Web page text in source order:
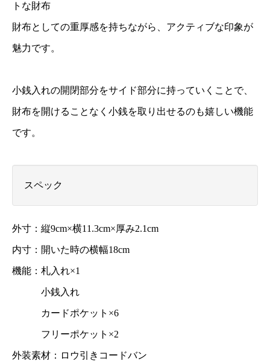
トな財布
財布としての重厚感を持ちながら、アクティブな印象が
魅力です。
小銭入れの開閉部分をサイド部分に持っていくことで、
財布を開けることなく小銭を取り出せるのも嬉しい機能
です。
スペック
外寸：縦9cm×横11.3cm×厚み2.1cm
内寸：開いた時の横幅18cm
機能：札入れ×1
小銭入れ
カードポケット×6
フリーポケット×2
外装素材：ロウ引きコードバン